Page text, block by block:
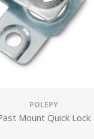
POLEPY
Mount Quick Lock